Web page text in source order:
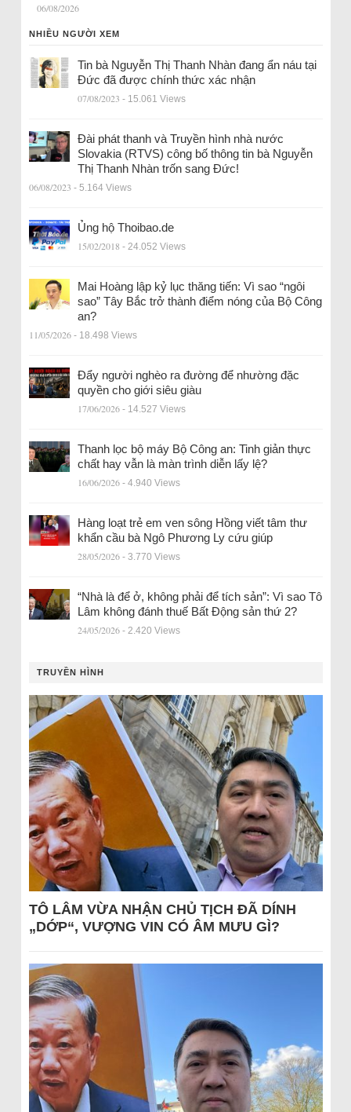
06/08/2026
NHIỀU NGƯỜI XEM
Tin bà Nguyễn Thị Thanh Nhàn đang ẩn náu tại
Đức đã được chính thức xác nhận
07/08/2023 - 15.061 Views
Đài phát thanh và Truyền hình nhà nước
Slovakia (RTVS) công bố thông tin bà Nguyễn
Thị Thanh Nhàn trốn sang Đức!
06/08/2023 - 5.164 Views
Ủng hộ Thoibao.de
15/02/2018 - 24.052 Views
Mai Hoàng lập kỷ lục thăng tiến: Vì sao “ngôi
sao” Tây Bắc trở thành điểm nóng của Bộ Công
an?
11/05/2026 - 18.498 Views
Đẩy người nghèo ra đường để nhường đặc
quyền cho giới siêu giàu
17/06/2026 - 14.527 Views
Thanh lọc bộ máy Bộ Công an: Tinh giản thực
chất hay vẫn là màn trình diễn lấy lệ?
16/06/2026 - 4.940 Views
Hàng loạt trẻ em ven sông Hồng viết tâm thư
khẩn cầu bà Ngô Phương Ly cứu giúp
28/05/2026 - 3.770 Views
“Nhà là để ở, không phải để tích sản”: Vì sao Tô
Lâm không đánh thuế Bất Động sản thứ 2?
24/05/2026 - 2.420 Views
TRUYỀN HÌNH
TÔ LÂM VỪA NHẬN CHỦ TỊCH ĐÃ DÍNH
„DỚP“, VƯỢNG VIN CÓ ÂM MƯU GÌ?